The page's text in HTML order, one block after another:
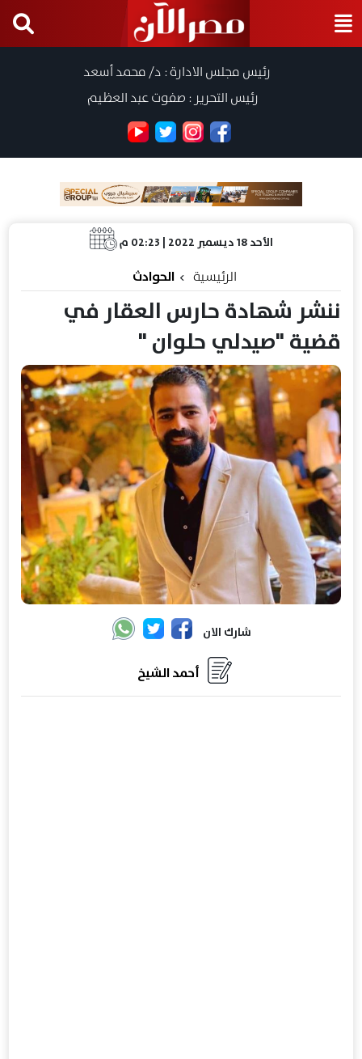
رئيس مجلس الادارة : د/ محمد أسعد
رئيس التحرير : صفوت عبد العظيم
الأحد 18 ديسمبر 2022 | 02:23 م
الرئيسية الحوادث
ننشر شهادة حارس العقار في
قضية "صيدلي حلوان "
شارك الان
أحمد الشيخ